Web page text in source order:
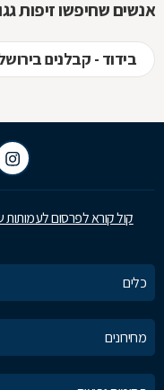
אנשים שחיפשו זיפות
בידוד - קבלנים
קול קורא לפרסום לעמותות
כלים
מחירונים